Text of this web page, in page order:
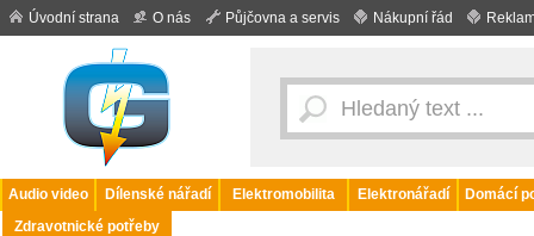
Úvodní strana O nás Půjčovna a servis Nákupní řád
Audio video Dílenské nářadí Elektromobilita Elektronářadí
Domácí
Zdravotnické potřeby